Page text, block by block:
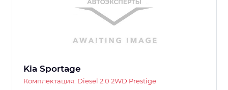
Kia Sportage
Комплектация: Diesel 2.0 2WD Prestige